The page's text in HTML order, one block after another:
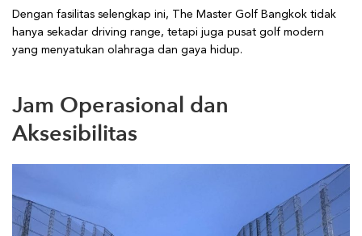
Dengan fasilitas selengkap ini, The Master Golf Bangkok tidak
hanya sekadar driving range, tetapi juga pusat golf modern
yang menyatukan olahraga dan gaya hidup.
Jam Operasional dan
Aksesibilitas